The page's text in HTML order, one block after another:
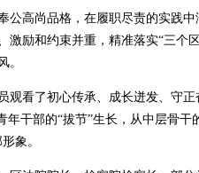
公高尚品格，在履职尽责的实践
激励和约束并重，精准落实“三个
。
观看了初心传承、成长迸发、守
年干部的“拔节”生长，从中层骨
象。